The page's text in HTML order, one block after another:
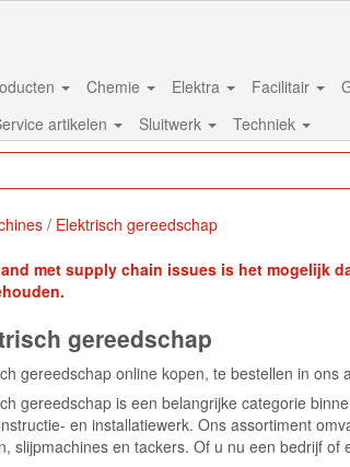
Chemie Elektra Facilitair
artikelen Sluitwerk Techniek
Elektrisch gereedschap
met supply chain issues is het mogelijk
gereedschap
gereedschap online kopen, te bestellen in ons
gereedschap is een belangrijke categorie
en installatiewerk. Ons assortiment
slijpmachines en tackers. Of u nu een bedrijf